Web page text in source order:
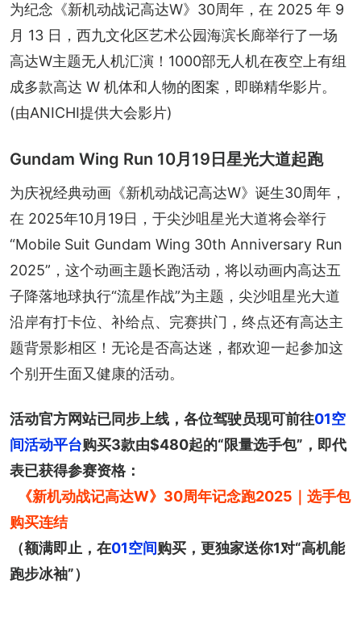
为纪念《新机动战记高达W》30周年，在 2025 年 9
月 13 日，西九文化区艺术公园海滨长廊举行了一场
高达W主题无人机汇演！1000部无人机在夜空上有组
成多款高达 W 机体和人物的图案，即睇精华影片。
(由ANICHI提供大会影片)
Gundam Wing Run 10月19日星光大道起跑
为庆祝经典动画《新机动战记高达W》诞生30周年，
在 2025年10月19日，于尖沙咀星光大道将会举行
“Mobile Suit Gundam Wing 30th Anniversary Run
2025”，这个动画主题长跑活动，将以动画内高达五
子降落地球执行“流星作战”为主题，尖沙咀星光大道
沿岸有打卡位、补给点、完赛拱门，终点还有高达主
题背景影相区！无论是否高达迷，都欢迎一起参加这
个别开生面又健康的活动。
活动官方网站已同步上线，各位驾驶员现可前往01空
间活动平台购买3款由$480起的“限量选手包”，即代
表已获得参赛资格：
《新机动战记高达W》30周年记念跑2025｜选手包
（额满即止，在01空间购买，更独家送你1对“高机能
跑步冰袖”）